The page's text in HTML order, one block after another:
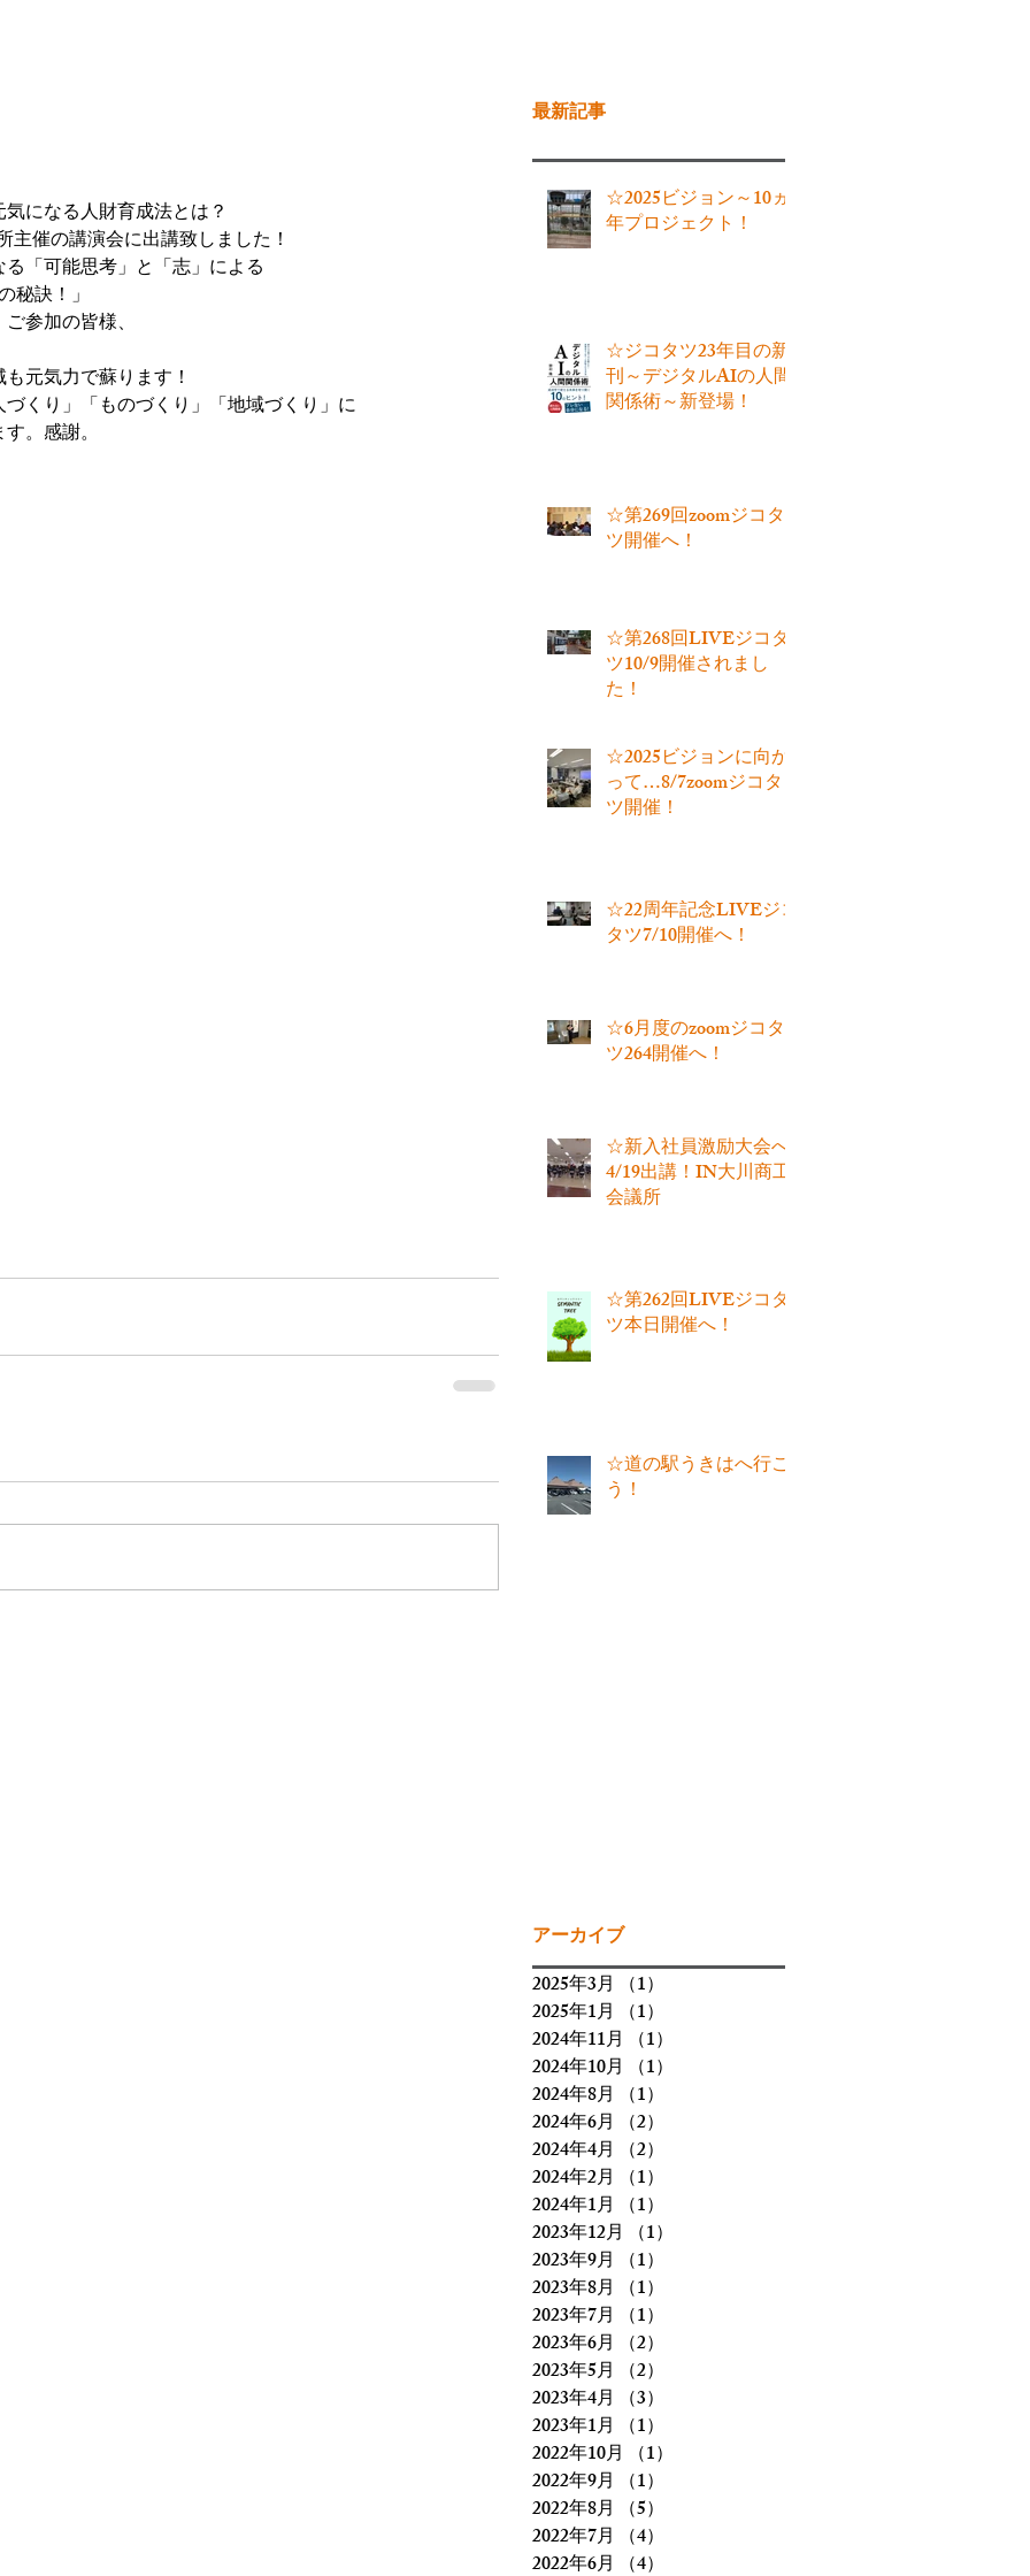
になる人財育成法とは？
催の講演会に出講致しました！
「可能思考」と「志」による
訣！」
参加の皆様、
元気力で蘇ります！
くり」「ものづくり」「地域づくり」に
。感謝。
最新記事
☆2025ビジョン～10ヵ
年プロジェクト！
☆ジコタツ23年目の新
刊～デジタルAIの人間
関係術～新登場！
☆第269回zoomジコタ
ツ開催へ！
☆第268回LIVEジコタ
ツ10/9開催されまし
た！
☆2025ビジョンに向か
って…8/7zoomジコタ
ツ開催！
☆22周年記念LIVEジコ
タツ7/10開催へ！
☆6月度のzoomジコタ
ツ264開催へ！
☆新入社員激励大会へ
4/19出講！IN大川商工
会議所
☆第262回LIVEジコタ
ツ本日開催へ！
☆道の駅うきはへ行こ
う！
アーカイブ
2025年3月 （1）
2025年1月 （1）
2024年11月 （1）
2024年10月 （1）
2024年8月 （1）
2024年6月 （2）
2024年4月 （2）
2024年2月 （1）
2024年1月 （1）
2023年12月 （1）
2023年9月 （1）
2023年8月 （1）
2023年7月 （1）
2023年6月 （2）
2023年5月 （2）
2023年4月 （3）
2023年1月 （1）
2022年10月 （1）
2022年9月 （1）
2022年8月 （5）
2022年7月 （4）
2022年6月 （4）